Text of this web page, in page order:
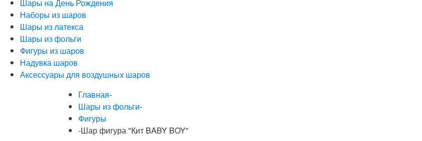
Шары на День Рождения
Наборы из шаров
Шары из латекса
Шары из фольги
Фигуры из шаров
Надувка шаров
Аксессуары для воздушных шаров
Главная-
Шары из фольги-
Фигуры
-Шар фигура "Кит BABY BOY"